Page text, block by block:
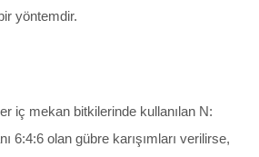
yöntemdir.
iç mekan bitkilerinde kullanılan N:
6:4:6 olan gübre karışımları verilirse,